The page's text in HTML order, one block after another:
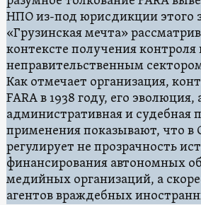
НПО из-под юрисдикции этого
«Грузинская мечта»
контексте получения контроля
неправительственным
Как отмечает организация,
FARA в 1938 году, его эволюция,
административная и судебная
применения показывают, что в
регулирует не прозрачность
финансирования автономных
медийных организаций, а
агентов враждебных